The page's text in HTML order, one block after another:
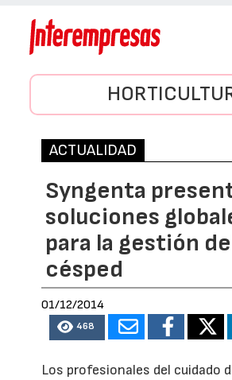
ACTUALIDAD
Syngenta
soluciones
para la gestión
césped
01/12/2014
468
Los profesionales del cuidado